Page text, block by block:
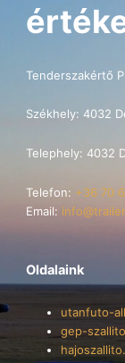
Tenderszakértő
Székhely: 4032
Telephely: 4032
Telefon: +36 70
Email:
Oldalaink
utanfuto-
gep-